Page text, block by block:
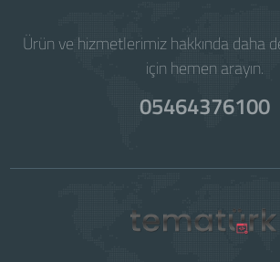
Ürün ve hizmetlerimiz hakkında daha
için hemen arayın.
05464376100